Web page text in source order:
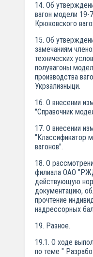
14. Об
вагон модели 19-
Крюковского
15. Об
замечаниям
технических
полувагоны
производства
Укрзализныци.
16. O внесении
"Справочник
17. О внесении
"Классификатор
вагонов".
18. О
филиала ОАО
действующую
документацию,
прочтение
надрессорных
19. Разное.
19.1. О ходе
по теме "